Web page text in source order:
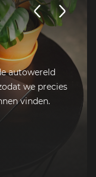
autowereld
we precies
vinden.